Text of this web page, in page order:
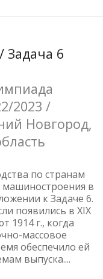
Задача 6
2023 /
Новгород,
по странам
в
к Задаче 6.
появились в XIX
1914 г., когда
массовое
обеспечило ей
выпуска....